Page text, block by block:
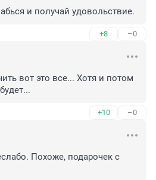
и получай удовольствие.
+8 –0
вот это все... Хотя и потом
+10 –0
Похоже, подарочек с